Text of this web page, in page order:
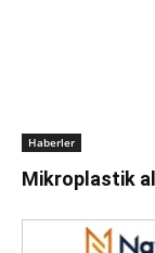
Haberler
Mikroplastik